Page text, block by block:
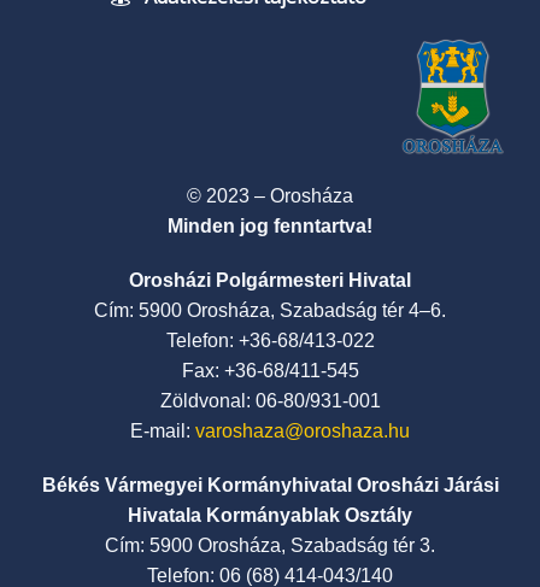
© 2023 – Orosháza
Minden jog fenntartva!
Orosházi Polgármesteri Hivatal
Cím: 5900 Orosháza, Szabadság tér 4–6.
Telefon: +36-68/413-022
Fax: +36-68/411-545
Zöldvonal: 06-80/931-001
E-mail: varoshaza@oroshaza.hu
Békés Vármegyei Kormányhivatal Orosházi Járási
Hivatala Kormányablak Osztály
Cím: 5900 Orosháza, Szabadság tér 3.
Telefon: 06 (68) 414-043/140